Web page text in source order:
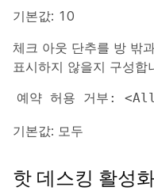
기본값: 10
체크 아웃 단추를 방 밖
표시하지 않을지 구성합
예약 허용 거부:
기본값: 모두
핫 데스킹 활성